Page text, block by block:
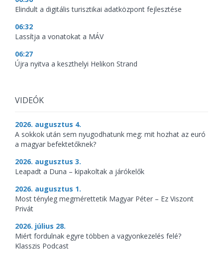
Elindult a digitális turisztikai adatközpont fejlesztése
06:32
Lassítja a vonatokat a MÁV
06:27
Újra nyitva a keszthelyi Helikon Strand
VIDEÓK
2026. augusztus 4.
A sokkok után sem nyugodhatunk meg: mit hozhat az euró
a magyar befektetőknek?
2026. augusztus 3.
Leapadt a Duna – kipakoltak a járókelők
2026. augusztus 1.
Most tényleg megmérettetik Magyar Péter – Ez Viszont
Privát
2026. július 28.
Miért fordulnak egyre többen a vagyonkezelés felé?
Klasszis Podcast